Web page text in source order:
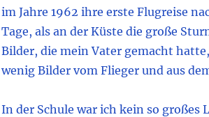
im Jahre 1962 ihre erste Flugreise
Tage, als an der Küste die große
Bilder, die mein Vater gemacht
wenig Bilder vom Flieger und aus
In der Schule war ich kein so großes